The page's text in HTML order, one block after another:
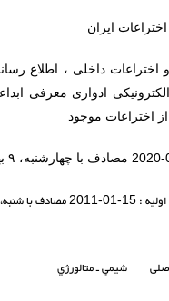
ایران
داخلی ، اطلاع
ادواری معرفی
اختراعات موجود
2011-01-15مصادف با شنبه،
شيمي ـ متالورژي